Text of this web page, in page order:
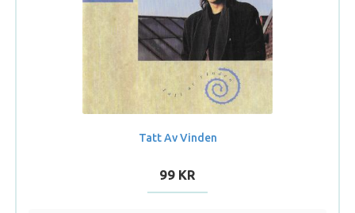
Tatt Av Vinden
99 KR